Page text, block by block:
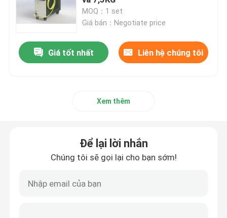
Laser sợi quang CW
Laser sợi quang QCW
Laser sợi quang
Laser sợi siêu nhanh
MOQ：1 set
Giá bán：Negotiate price
Giá tốt nhất Liên hệ chúng tôi
Xem thêm
Để lại lời nhắn
Chúng tôi sẽ gọi lại cho bạn sớm!